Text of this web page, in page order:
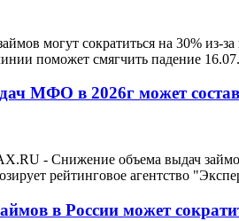
могут сократиться на 30% из-
поможет смягчить падение
МФО в 2026г может
- Снижение объема выдач
рейтинговое агентство
в России может